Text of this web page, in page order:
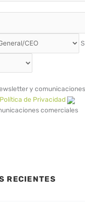
y
Política de Privacidad
comerciales
RECIENTES